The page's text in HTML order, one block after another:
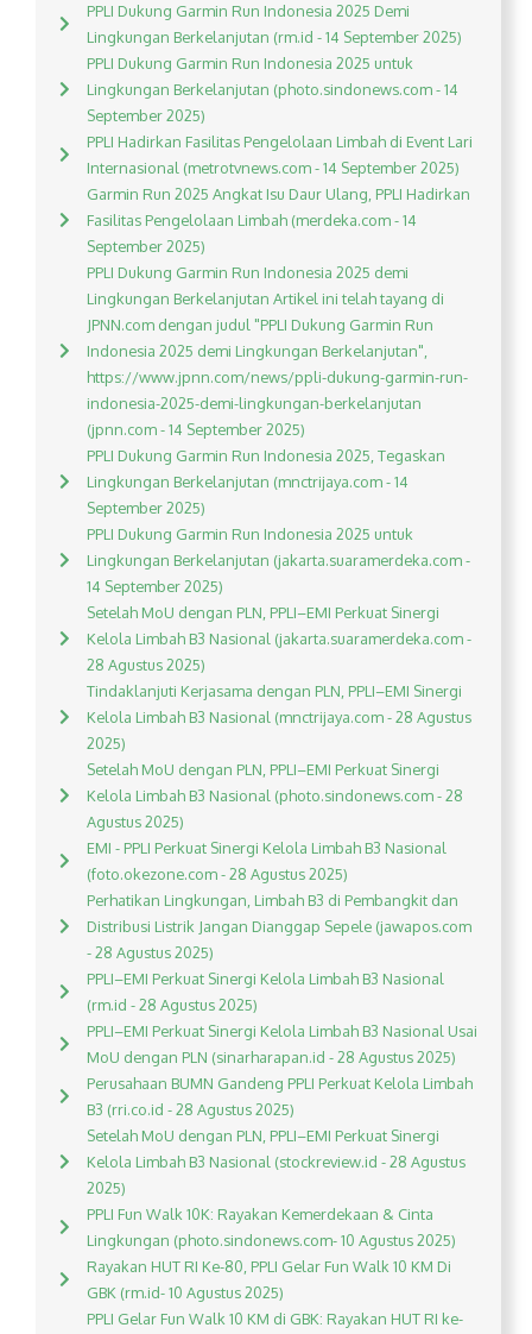
PPLI Dukung Garmin Run Indonesia 2025 Demi
Lingkungan Berkelanjutan (rm.id - 14 September 2025)
PPLI Dukung Garmin Run Indonesia 2025 untuk
Lingkungan Berkelanjutan (photo.sindonews.com - 14
September 2025)
PPLI Hadirkan Fasilitas Pengelolaan Limbah di Event Lari
Internasional (metrotvnews.com - 14 September 2025)
Garmin Run 2025 Angkat Isu Daur Ulang, PPLI Hadirkan
Fasilitas Pengelolaan Limbah (merdeka.com - 14
September 2025)
PPLI Dukung Garmin Run Indonesia 2025 demi
Lingkungan Berkelanjutan Artikel ini telah tayang di
JPNN.com dengan judul "PPLI Dukung Garmin Run
Indonesia 2025 demi Lingkungan Berkelanjutan",
https://www.jpnn.com/news/ppli-dukung-garmin-run-
indonesia-2025-demi-lingkungan-berkelanjutan
(jpnn.com - 14 September 2025)
PPLI Dukung Garmin Run Indonesia 2025, Tegaskan
Lingkungan Berkelanjutan (mnctrijaya.com - 14
September 2025)
PPLI Dukung Garmin Run Indonesia 2025 untuk
Lingkungan Berkelanjutan (jakarta.suaramerdeka.com -
14 September 2025)
Setelah MoU dengan PLN, PPLI–EMI Perkuat Sinergi
Kelola Limbah B3 Nasional (jakarta.suaramerdeka.com -
28 Agustus 2025)
Tindaklanjuti Kerjasama dengan PLN, PPLI–EMI Sinergi
Kelola Limbah B3 Nasional (mnctrijaya.com - 28 Agustus
2025)
Setelah MoU dengan PLN, PPLI–EMI Perkuat Sinergi
Kelola Limbah B3 Nasional (photo.sindonews.com - 28
Agustus 2025)
EMI - PPLI Perkuat Sinergi Kelola Limbah B3 Nasional
(foto.okezone.com - 28 Agustus 2025)
Perhatikan Lingkungan, Limbah B3 di Pembangkit dan
Distribusi Listrik Jangan Dianggap Sepele (jawapos.com
- 28 Agustus 2025)
PPLI–EMI Perkuat Sinergi Kelola Limbah B3 Nasional
(rm.id - 28 Agustus 2025)
PPLI–EMI Perkuat Sinergi Kelola Limbah B3 Nasional Usai
MoU dengan PLN (sinarharapan.id - 28 Agustus 2025)
Perusahaan BUMN Gandeng PPLI Perkuat Kelola Limbah
B3 (rri.co.id - 28 Agustus 2025)
Setelah MoU dengan PLN, PPLI–EMI Perkuat Sinergi
Kelola Limbah B3 Nasional (stockreview.id - 28 Agustus
2025)
PPLI Fun Walk 10K: Rayakan Kemerdekaan & Cinta
Lingkungan (photo.sindonews.com- 10 Agustus 2025)
Rayakan HUT RI Ke-80, PPLI Gelar Fun Walk 10 KM Di
GBK (rm.id- 10 Agustus 2025)
PPLI Gelar Fun Walk 10 KM di GBK: Rayakan HUT RI ke-